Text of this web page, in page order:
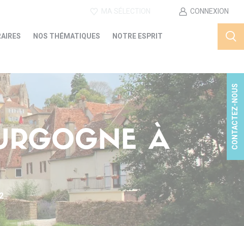
CONNEXION
NOS THÉMATIQUES NOTRE ESPRIT
CONTACTEZ-NOUS
À